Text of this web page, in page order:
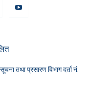
तथा प्रसारण विभाग दर्ता नं.